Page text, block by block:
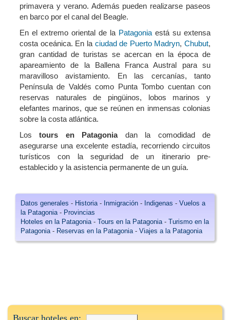
primavera y verano. Además pueden realizarse paseos
en barco por el canal del Beagle.
En el extremo oriental de la Patagonia está su extensa
costa oceánica. En la ciudad de Puerto Madryn, Chubut,
gran cantidad de turistas se acercan en la época de
apareamiento de la Ballena Franca Austral para su
maravilloso avistamiento. En las cercanías, tanto
Península de Valdés como Punta Tombo cuentan con
reservas naturales de pingüinos, lobos marinos y
elefantes marinos, que se reúnen en inmensas colonias
sobre la costa atlántica.
Lostours en Patagoniadan la comodidad de
asegurarse una excelente estadía, recorriendo circuitos
turísticos con la seguridad de un itinerario pre-
establecido y la asistencia permanente de un guía.
Datos generales - Historia- Inmigración - Indigenas - Vuelos a
la Patagonia- Provincias
Hoteles en la Patagonia- Tours en la Patagonia- Turismo en la
Patagonia- Reservas en la Patagonia- Viajes a la Patagonia
Buscar hoteles en: